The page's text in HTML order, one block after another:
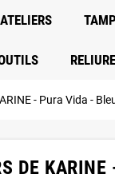
- Pura Vida -
DE